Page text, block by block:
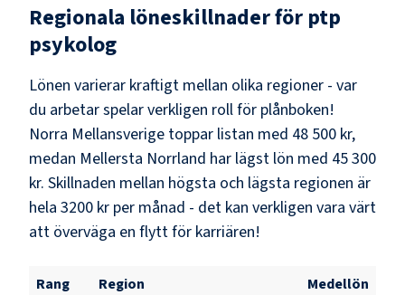
Regionala löneskillnader för ptp
psykolog
Lönen varierar kraftigt mellan olika regioner - var
du arbetar spelar verkligen roll för plånboken!
Norra Mellansverige toppar listan med 48 500 kr,
medan Mellersta Norrland har lägst lön med 45 300
kr. Skillnaden mellan högsta och lägsta regionen är
hela 3200 kr per månad - det kan verkligen vara värt
att överväga en flytt för karriären!
Rang Region
Medellön